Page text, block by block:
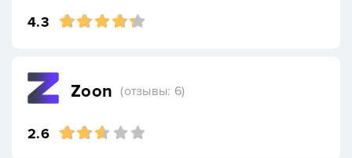
4.3
Zoon (отзывы: 6)
2.6